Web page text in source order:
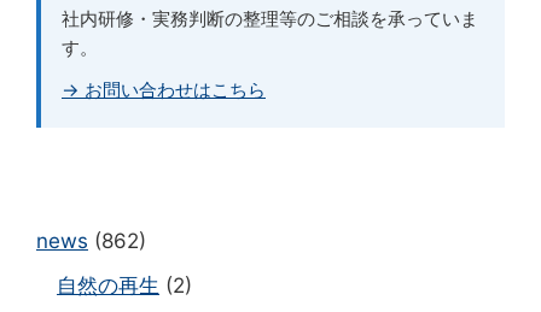
社内研修・実務判断の整理等のご相談を承っていま
す。
→ お問い合わせはこちら
news (862)
自然の再生 (2)